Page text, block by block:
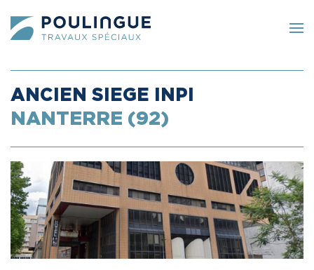
Skip to main content
ANCIEN SIEGE INPI
NANTERRE (92)